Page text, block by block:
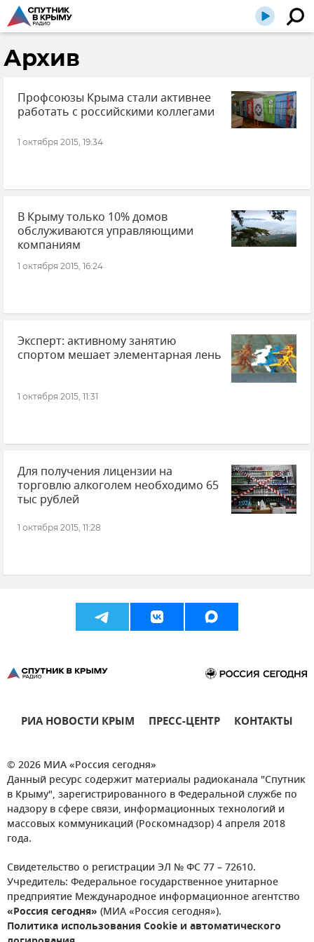
Архив
Профсоюзы Крыма стали активнее
работать с российскими коллегами
1 октября 2015, 19:34
В Крыму только 10% домов
обслуживаются управляющими
компаниям
1 октября 2015, 16:24
Эксперт: активному занятию
спортом мешает элементарная лень
1 октября 2015, 11:31
Для получения лицензии на
торговлю алкоголем необходимо 65
тыс рублей
1 октября 2015, 11:28
РИА НОВОСТИ КРЫМ ПРЕСС-ЦЕНТР КОНТАКТЫ
© 2026 МИА «Россия сегодня»
Данный ресурс содержит материалы радиоканала "Спутник
в Крыму", зарегистрированного в Федеральной службе по
надзору в сфере связи, информационных технологий и
массовых коммуникаций (Роскомнадзор) 4 апреля 2018
года.
Свидетельство о регистрации ЭЛ № ФС 77 – 72610.
Учредитель: Федеральное государственное унитарное
предприятие Международное информационное агентство
«Россия сегодня» (МИА «Россия сегодня»).
Политика использования Cookie и автоматического